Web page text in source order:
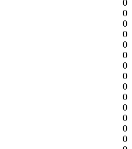
0
0
0
0
0
0
0
0
0
0
0
0
0
0